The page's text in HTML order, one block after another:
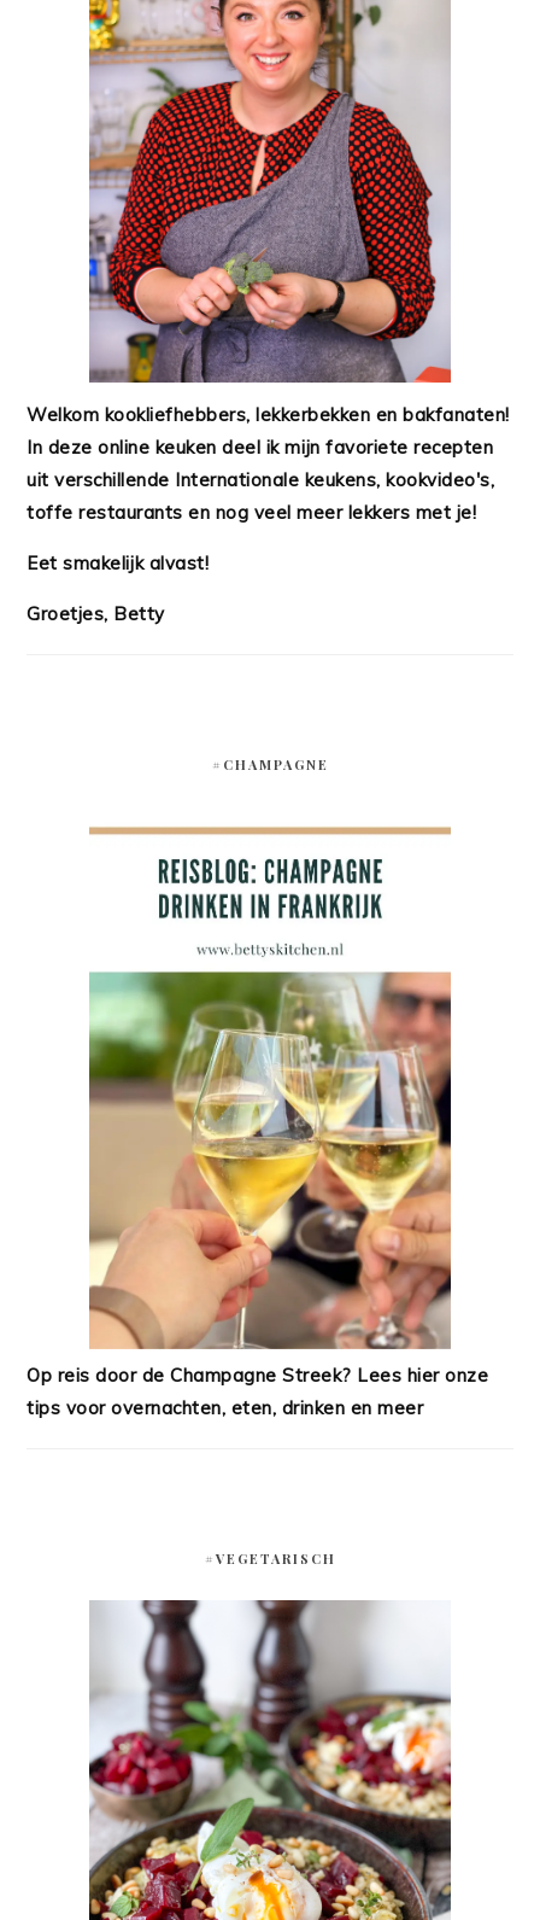
Welkom kookliefhebbers, lekkerbekken en bakfanaten!
In deze online keuken deel ik mijn favoriete recepten
uit verschillende Internationale keukens, kookvideo's,
toffe restaurants en nog veel meer lekkers met je!
Eet smakelijk alvast!
Groetjes, Betty
#CHAMPAGNE
Op reis door de Champagne Streek? Lees hier onze
tips voor overnachten, eten, drinken en meer
#VEGETARISCH